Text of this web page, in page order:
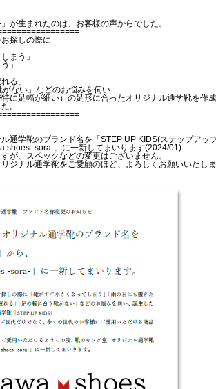
が生まれたのは、お客様の声からでした。
探しの際に
まう」
」
る」
がない」などのお悩みを伺い
に足幅が細い）の足形に合ったオリジナル通学靴を作成
。
通学靴のブランド名を「STEP UP KIDS(ステップアッ
shoes -sora-」に一新してまいります(2024/01)
が、スペックなどの変更はございません。
ジナル通学靴をご愛顧のほど、よろしくお願いいたしま